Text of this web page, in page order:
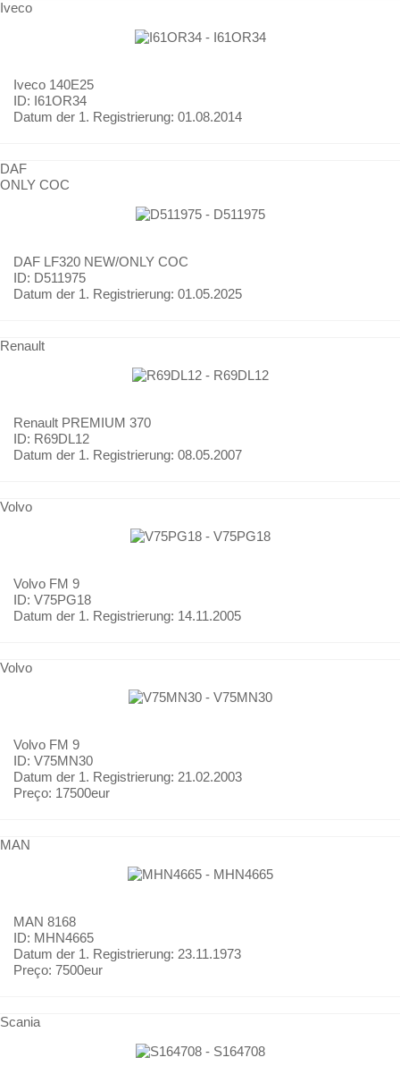
Iveco
Iveco 140E25
ID: I61OR34
Datum der 1. Registrierung: 01.08.2014
DAF
ONLY COC
DAF LF320 NEW/ONLY COC
ID: D511975
Datum der 1. Registrierung: 01.05.2025
Renault
Renault PREMIUM 370
ID: R69DL12
Datum der 1. Registrierung: 08.05.2007
Volvo
Volvo FM 9
ID: V75PG18
Datum der 1. Registrierung: 14.11.2005
Volvo
Volvo FM 9
ID: V75MN30
Datum der 1. Registrierung: 21.02.2003
Preço: 17500eur
MAN
MAN 8168
ID: MHN4665
Datum der 1. Registrierung: 23.11.1973
Preço: 7500eur
Scania